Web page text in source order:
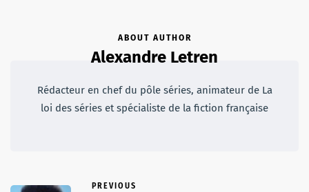
ABOUT AUTHOR
Alexandre Letren
Rédacteur en chef du pôle séries, animateur de La
loi des séries et spécialiste de la fiction française
PREVIOUS